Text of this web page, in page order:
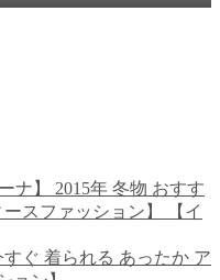
ーナ】 2015年 冬物 おすす
スファッション】 【イ